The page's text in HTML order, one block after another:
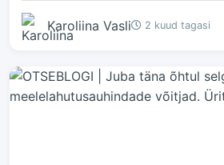
Karoliina Vasli 2 kuud tagasi